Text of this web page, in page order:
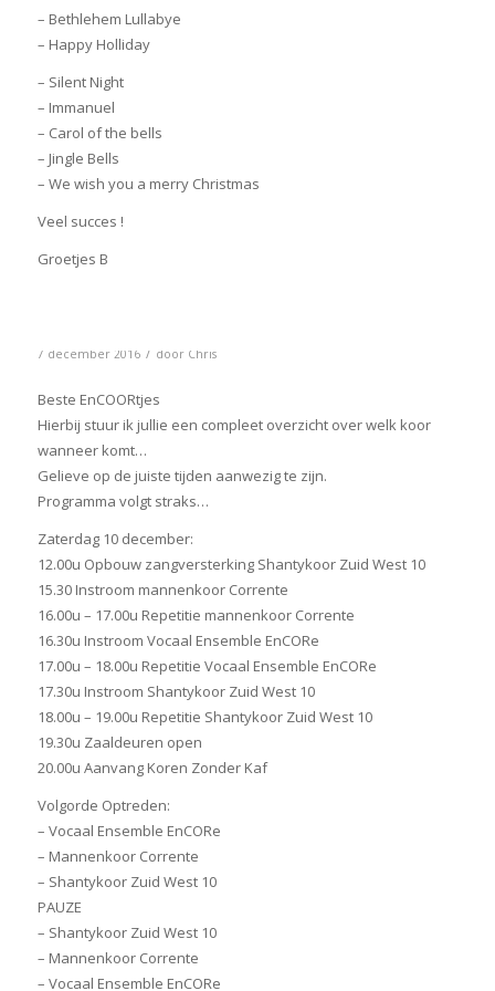
– Bethlehem Lullabye
– Happy Holliday
– Silent Night
– Immanuel
– Carol of the bells
– Jingle Bells
– We wish you a merry Christmas
Veel succes !
Groetjes B
7 december 2016 / door Chris
Beste EnCOORtjes
Hierbij stuur ik jullie een compleet overzicht over welk koor
wanneer komt…
Gelieve op de juiste tijden aanwezig te zijn.
Programma volgt straks…
Zaterdag 10 december:
12.00u Opbouw zangversterking Shantykoor Zuid West 10
15.30 Instroom mannenkoor Corrente
16.00u – 17.00u Repetitie mannenkoor Corrente
16.30u Instroom Vocaal Ensemble EnCORe
17.00u – 18.00u Repetitie Vocaal Ensemble EnCORe
17.30u Instroom Shantykoor Zuid West 10
18.00u – 19.00u Repetitie Shantykoor Zuid West 10
19.30u Zaaldeuren open
20.00u Aanvang Koren Zonder Kaf
Volgorde Optreden:
– Vocaal Ensemble EnCORe
– Mannenkoor Corrente
– Shantykoor Zuid West 10
PAUZE
– Shantykoor Zuid West 10
– Mannenkoor Corrente
– Vocaal Ensemble EnCORe